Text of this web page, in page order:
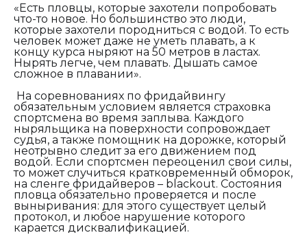
«Есть пловцы, которые захотели попробовать
что-то новое. Но большинство это люди,
которые захотели породниться с водой. То есть
человек может даже не уметь плавать, а к
концу курса ныряют на 50 метров в ластах.
Нырять легче, чем плавать. Дышать самое
сложное в плавании».
На соревнованиях по фридайвингу
обязательным условием является страховка
спортсмена во время заплыва. Каждого
ныряльщика на поверхности сопровождает
судья, а также помощник на дорожке, который
неотрывно следит за его движением под
водой. Если спортсмен переоценил свои силы,
то может случиться кратковременный обморок,
на сленге фридайверов – blackout. Состояния
пловца обязательно проверяется и после
выныривания: для этого существует целый
протокол, и любое нарушение которого
карается дисквалификацией.